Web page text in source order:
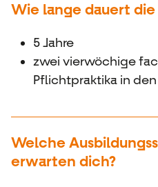
Wie lange dauert die
5 Jahre
zwei vierwöchige
Pflichtpraktika in den
Welche
erwarten dich?